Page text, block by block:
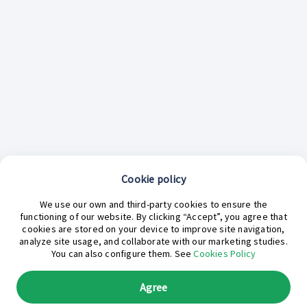
¿En qué podemos ayudarte hoy?
Cookie policy
We use our own and third-party cookies to ensure the
functioning of our website. By clicking “Accept”, you agree that
cookies are stored on your device to improve site navigation,
analyze site usage, and collaborate with our marketing studies.
You can also configure them. SeeCookies Policy
Agree